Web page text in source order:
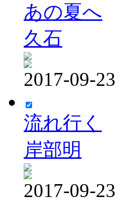
あの夏へ
久石
2017-09-23
流れ行く
岸部明
2017-09-23